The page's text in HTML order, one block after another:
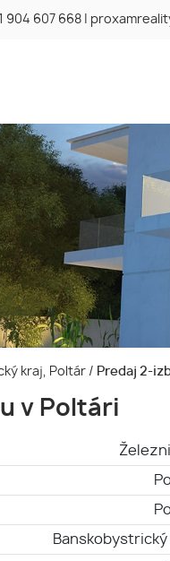
904 607 668
kraj, Poltár / Predaj 2-
v Poltári
Banskobystrický